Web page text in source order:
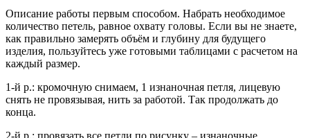
Описание работы первым способом. Набрать необходимое
количество петель, равное охвату головы. Если вы не знаете,
как правильно замерять объём и глубину для будущего
изделия, пользуйтесь уже готовыми таблицами с расчетом на
каждый размер.
1-й р.: кромочную снимаем, 1 изнаночная петля, лицевую
снять не провязывая, нить за работой. Так продолжать до
конца.
2-й р.: провязать все петли по рисунку – изнаночные